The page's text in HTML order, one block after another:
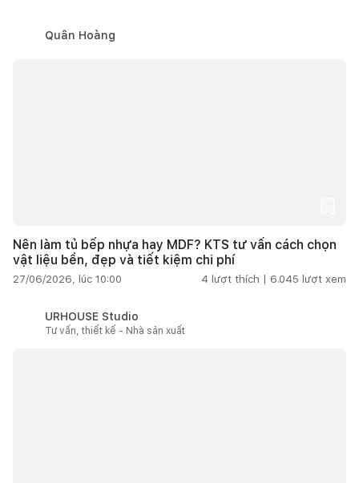
Quân Hoàng
Nên làm tủ bếp nhựa hay MDF? KTS tư vấn cách chọn
vật liệu bền, đẹp và tiết kiệm chi phí
27/06/2026, lúc 10:00 4 lượt thích | 6.045 lượt xem
URHOUSE Studio
Tư vấn, thiết kế - Nhà sản xuất